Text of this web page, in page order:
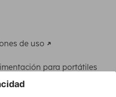
de uso
para portátiles